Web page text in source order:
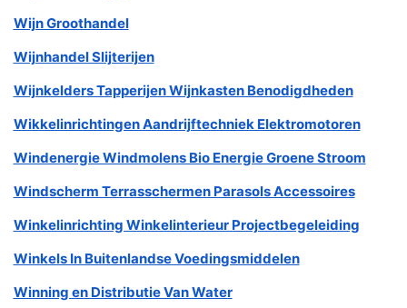
Wijn Groothandel
Wijnhandel Slijterijen
Wijnkelders Tapperijen Wijnkasten Benodigdheden
Wikkelinrichtingen Aandrijftechniek Elektromotoren
Windenergie Windmolens Bio Energie Groene Stroom
Windscherm Terrasschermen Parasols Accessoires
Winkelinrichting Winkelinterieur Projectbegeleiding
Winkels In Buitenlandse Voedingsmiddelen
Winning en Distributie Van Water